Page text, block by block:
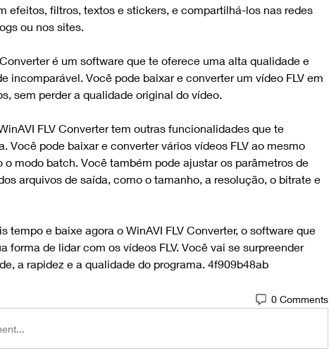
efeitos, filtros, textos e stickers, e compartilhá-los nas redes
ou nos sites.
é um software que te oferece uma alta qualidade e
incomparável. Você pode baixar e converter um vídeo FLV em
sem perder a qualidade original do vídeo.
FLV Converter tem outras funcionalidades que te
Você pode baixar e converter vários vídeos FLV ao mesmo
o modo batch. Você também pode ajustar os parâmetros de
arquivos de saída, como o tamanho, a resolução, o bitrate e
tempo e baixe agora o WinAVI FLV Converter, o software que
forma de lidar com os vídeos FLV. Você vai se surpreender
a rapidez e a qualidade do programa. 4f909b48ab
0 Comments